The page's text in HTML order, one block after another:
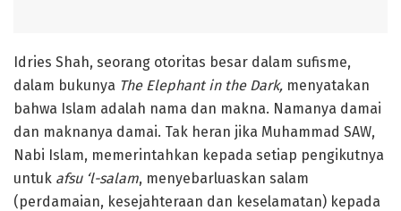
Idries Shah, seorang otoritas besar dalam sufisme,
dalam bukunya The Elephant in the Dark, menyatakan
bahwa Islam adalah nama dan makna. Namanya damai
dan maknanya damai. Tak heran jika Muhammad SAW,
Nabi Islam, memerintahkan kepada setiap pengikutnya
untuk afsu ‘l-salam, menyebarluaskan salam
(perdamaian, kesejahteraan dan keselamatan) kepada